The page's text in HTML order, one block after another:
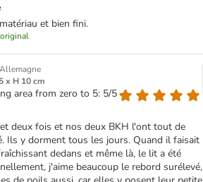
et bien fini.
Allemagne
x H 10 cm
area from zero to 5: 5/5
deux fois et nos deux BKH l'ont tout de
Ils y dorment tous les jours. Quand il faisait
dedans et même là, le lit a été
j'aime beaucoup le rebord surélevé,